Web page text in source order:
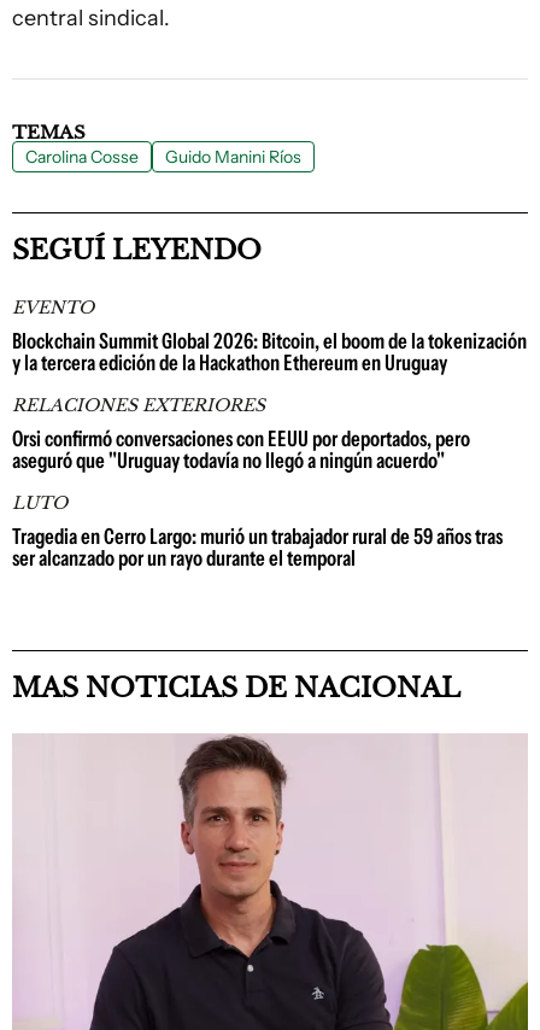
central sindical.
TEMAS
Carolina Cosse Guido Manini Ríos
SEGUÍ LEYENDO
EVENTO
Blockchain Summit Global 2026: Bitcoin, el boom de la tokenización
y la tercera edición de la Hackathon Ethereum en Uruguay
RELACIONES EXTERIORES
Orsi confirmó conversaciones con EEUU por deportados, pero
aseguró que "Uruguay todavía no llegó a ningún acuerdo"
LUTO
Tragedia en Cerro Largo: murió un trabajador rural de 59 años tras
ser alcanzado por un rayo durante el temporal
MAS NOTICIAS DE NACIONAL